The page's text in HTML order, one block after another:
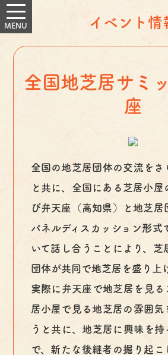
イベント情
全国地芝居サミ
座
全国の地芝居団体の交流をさ
と共に、全国にある芝居小屋
び弁天座（高知県）と地芝居
パネルディスカッション形式
いて話し合うことにより、芝
団体が共同で地芝居を盛り上
実際に弁天座で地芝居を見る
居小屋で見る地芝居の雰囲気
うと共に、地芝居に興味を持
で、新たな後継者の掘り起こ